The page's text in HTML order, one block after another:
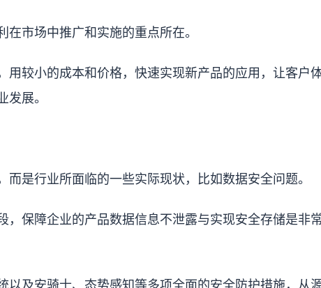
市场中推广和实施的重点所在。
较小的成本和价格，快速实现新产品的应用，让客户
展。
是行业所面临的一些实际现状，比如数据安全问题。
保障企业的产品数据信息不泄露与实现安全存储是非
以及安骑士、态势感知等多项全面的安全防护措施，从